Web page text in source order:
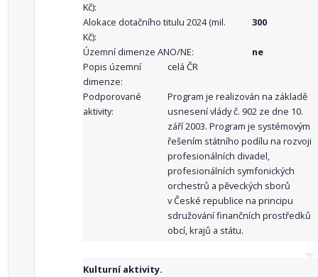
Kč):
Alokace dotačního titulu 2024 (mil.
Kč):
300
Územní dimenze ANO/NE:
ne
Popis územní
dimenze:
celá ČR
Podporované
aktivity:
Program je realizován na základě
usnesení vlády č. 902 ze dne 10.
září 2003. Program je systémovým
řešením státního podílu na rozvoji
profesionálních divadel,
profesionálních symfonických
orchestrů a pěveckých sborů
v České republice na principu
sdružování finančních prostředků
obcí, krajů a státu.
Kulturní aktivity.